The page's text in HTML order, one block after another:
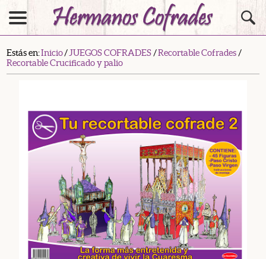
Estás en:Inicio/ JUEGOS COFRADES /Recortable Cofrades /
Recortable Crucificado y palio